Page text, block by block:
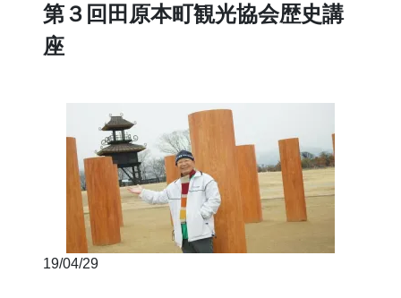
第３回田原本町観光協会歴史講
座
19/04/29